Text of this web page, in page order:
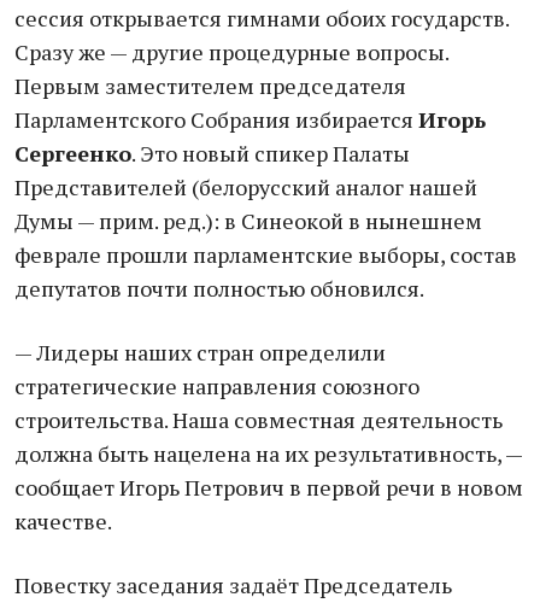
сессия открывается гимнами обоих государств.
Сразу же — другие процедурные вопросы.
Первым заместителем председателя
Парламентского Собрания избирается Игорь
Сергеенко. Это новый спикер Палаты
Представителей (белорусский аналог нашей
Думы — прим. ред.): в Синеокой в нынешнем
феврале прошли парламентские выборы, состав
депутатов почти полностью обновился.
— Лидеры наших стран определили
стратегические направления союзного
строительства. Наша совместная деятельность
должна быть нацелена на их результативность, —
сообщает Игорь Петрович в первой речи в новом
качестве.
Повестку заседания задаёт Председатель